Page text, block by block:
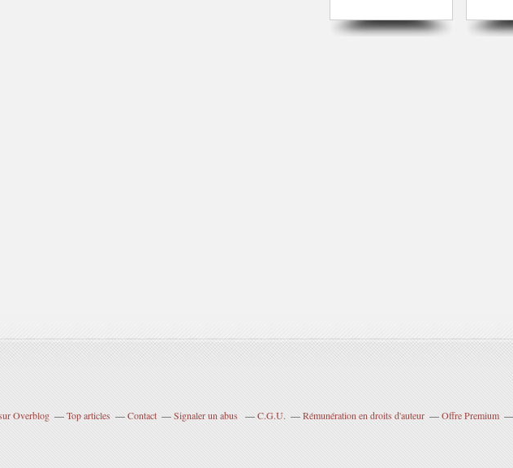
Overblog Top articles Contact Signaler un abus C.G.U. Rémunération en droits d'auteur Offre Premium